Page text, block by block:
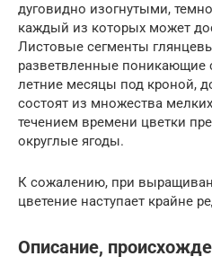
дуговидно изогнутыми,
каждый из которых может
Листовые сегменты
разветвленные поникающие
летние месяцы под кроной,
состоят из множества
течением времени цветки
округлые ягоды.
К сожалению, при
цветение наступает крайне
Описание,